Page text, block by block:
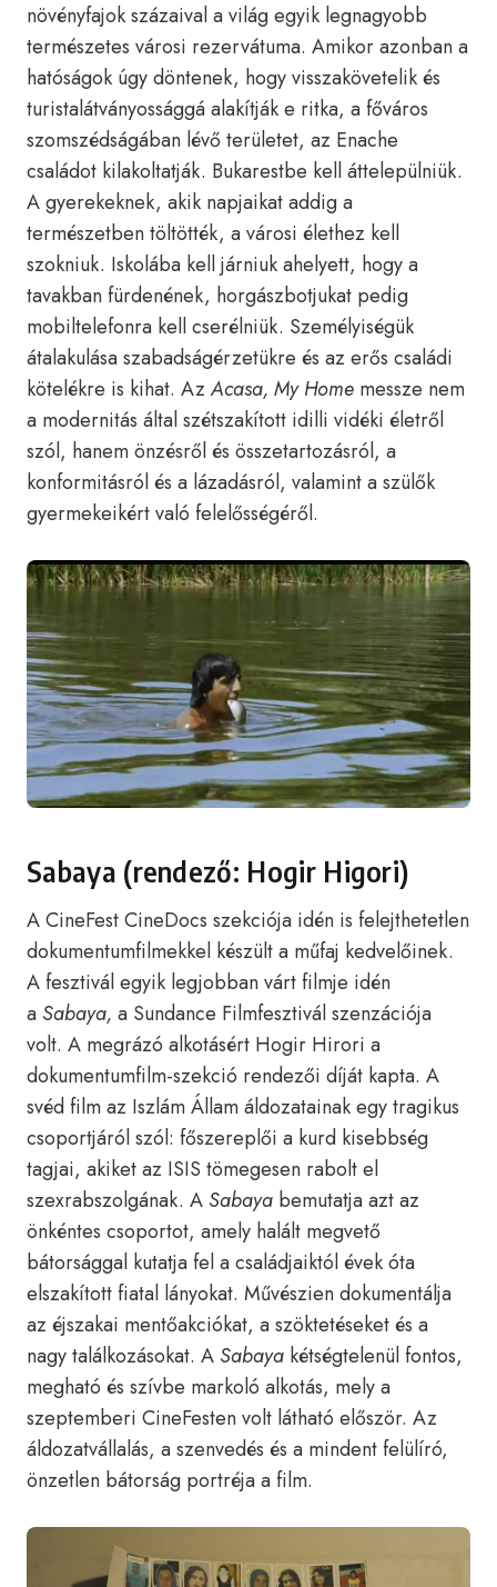
növényfajok százaival a világ egyik legnagyobb
természetes városi rezervátuma. Amikor azonban a
hatóságok úgy döntenek, hogy visszakövetelik és
turistalátványossággá alakítják e ritka, a főváros
szomszédságában lévő területet, az Enache
családot kilakoltatják. Bukarestbe kell áttelepülniük.
A gyerekeknek, akik napjaikat addig a
természetben töltötték, a városi élethez kell
szokniuk. Iskolába kell járniuk ahelyett, hogy a
tavakban fürdenének, horgászbotjukat pedig
mobiltelefonra kell cserélniük. Személyiségük
átalakulása szabadságérzetükre és az erős családi
kötelékre is kihat. AzAcasa, My Home messze nem
a modernitás által szétszakított idilli vidéki életről
szól, hanem önzésről és összetartozásról, a
konformitásról és a lázadásról, valamint a szülők
gyermekeikért való felelősségéről.
Sabaya (rendező: Hogir Higori)
A CineFest CineDocs szekciója idén is felejthetetlen
dokumentumfilmekkel készült a műfaj kedvelőinek.
A fesztivál egyik legjobban várt filmje idén
a Sabaya, a Sundance Filmfesztivál szenzációja
volt. A megrázó alkotásért Hogir Hirori a
dokumentumfilm-szekció rendezői díját kapta. A
svéd film az Iszlám Állam áldozatainak egy tragikus
csoportjáról szól: főszereplői a kurd kisebbség
tagjai, akiket az ISIS tömegesen rabolt el
szexrabszolgának. A Sabaya bemutatja azt az
önkéntes csoportot, amely halált megvető
bátorsággal kutatja fel a családjaiktól évek óta
elszakított fiatal lányokat. Művészien dokumentálja
az éjszakai mentőakciókat, a szöktetéseket és a
nagy találkozásokat. A Sabaya kétségtelenül fontos,
megható és szívbe markoló alkotás, mely a
szeptemberi CineFesten volt látható először. Az
áldozatvállalás, a szenvedés és a mindent felülíró,
önzetlen bátorság portréja a film.